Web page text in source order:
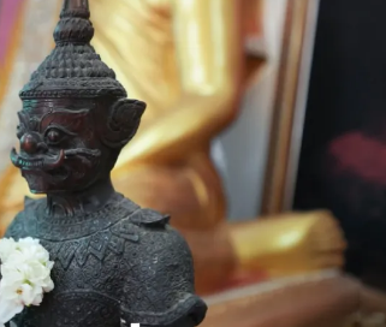
Sanook Choice